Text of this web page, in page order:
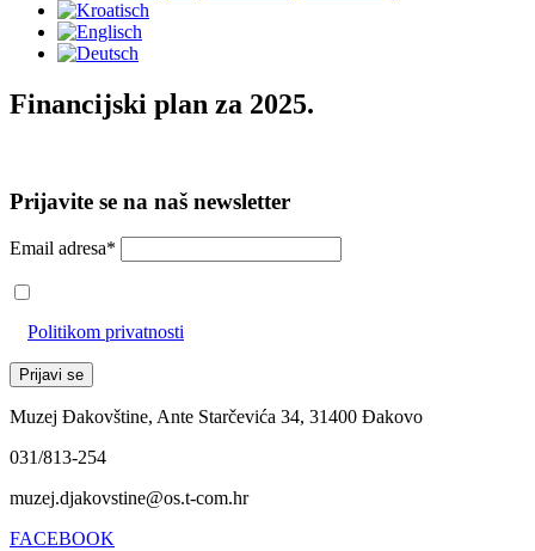
Financijski plan za 2025.
Prijavite se na naš newsletter
Email adresa*
Politikom privatnosti
Muzej Đakovštine, Ante Starčevića 34, 31400 Đakovo
031/813-254
muzej.djakovstine@os.t-com.hr
FACEBOOK